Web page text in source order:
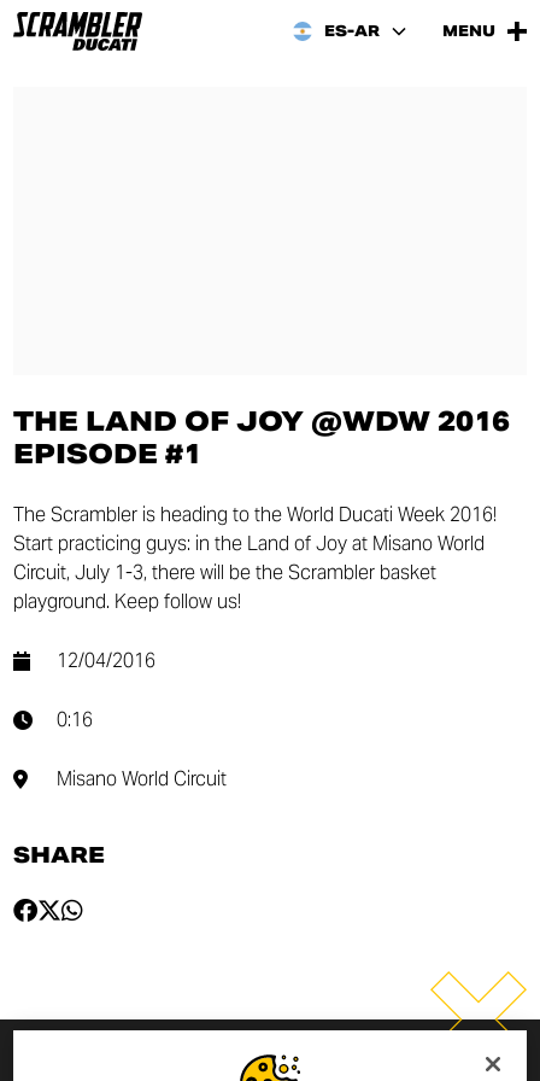
ES-AR MENU
THE LAND OF JOY @WDW 2016
EPISODE #1
The Scrambler is heading to the World Ducati Week 2016!
Start practicing guys: in the Land of Joy at Misano World
Circuit, July 1-3, there will be the Scrambler basket
playground. Keep follow us!
12/04/2016
0:16
Misano World Circuit
SHARE